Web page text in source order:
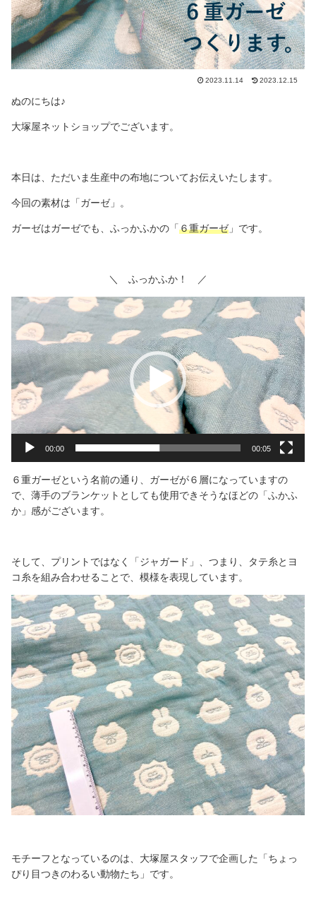
2023.11.14 2023.12.15
ぬのにちは♪
大塚屋ネットショップでございます。
本日は、ただいま生産中の布地についてお伝えいたします。
今回の素材は「ガーゼ」。
ガーゼはガーゼでも、ふっかふかの「６重ガーゼ」です。
＼ ふっかふか！ ／
プ
レ
ー
ヤ
ー
00:00 00:05
６重ガーゼという名前の通り、ガーゼが６層になっていますの
で、薄手のブランケットとしても使用できそうなほどの「ふかふ
か」感がございます。
そして、プリントではなく「ジャガード」、つまり、タテ糸とヨ
コ糸を組み合わせることで、模様を表現しています。
モチーフとなっているのは、大塚屋スタッフで企画した「ちょっ
ぴり目つきのわるい動物たち」です。